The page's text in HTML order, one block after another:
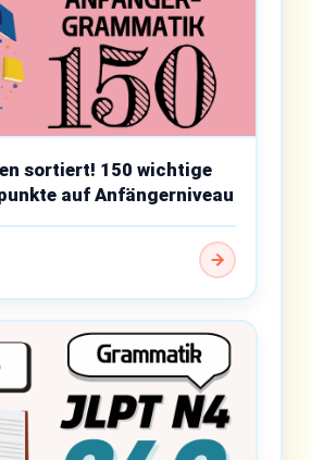
sortiert! 150 wichtige
auf Anfängerniveau